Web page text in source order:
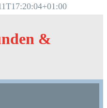
News & Media
&